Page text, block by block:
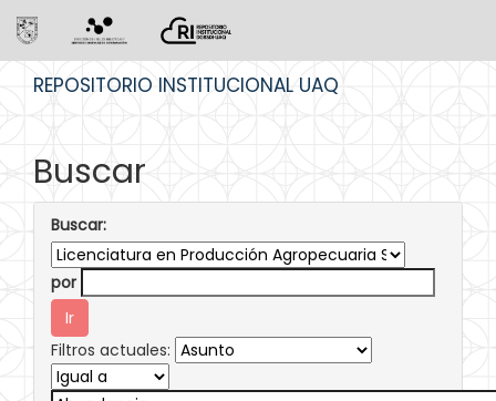
REPOSITORIO INSTITUCIONAL UAQ
Buscar
Buscar:
por
Filtros actuales: